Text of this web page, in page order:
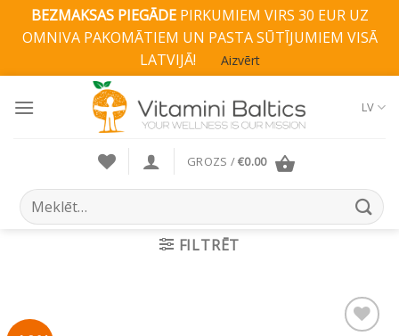
BEZMAKSAS PIEGĀDEPIRKUMIEM VIRS 30 EUR UZ
OMNIVA PAKOMĀTIEM UN PASTA SŪTĪJUMIEM VISĀ
LATVIJĀ!
Aizvērt
LV
GROZS /€0.00
Search
for:
FILTRĒT